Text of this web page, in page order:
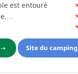
est entouré
Site du camping